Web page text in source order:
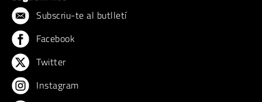
Subscriu-te al butlletí
Facebook
Twitter
Instagram